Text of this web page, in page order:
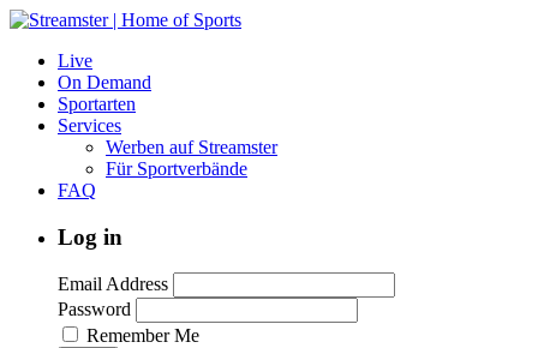
Live
On Demand
Sportarten
Services
Werben auf Streamster
Für Sportverbände
FAQ
Log in
Email Address
Password
Remember Me